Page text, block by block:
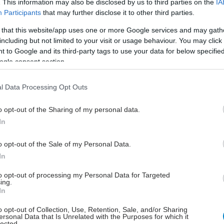
This information may also be disclosed by us to third parties on the
Participants that may further disclose it to other third parties.
that this website/app uses one or more Google services and may
but not limited to your visit or usage behaviour. You may
to Google and its third-party tags to use your data for below
consent section.
Data Processing Opt Outs
opt-out of the Sharing of my personal data.
opt-out of the Sale of my Personal Data.
opt-out of processing my Personal Data for Targeted
opt-out of Collection, Use, Retention, Sale, and/or Sharing
Data that Is Unrelated with the Purposes for which it
στην εγκυμοσύνη είναι πιθανό
επηρεάζει την ανάπτυξη του εγκεφάλου του
[μελέτη]
μπορεί να διαπεράσει τον πλακούντα,
επηρεάζοντας το έμβρυο.
συνδέει την εγκυμοσύνη στην εφηβεία
από τον Καναδά αναφέρουν ότι γυναίκες που
έγκυες στην εφηβεία είναι περισσότερο πιθανό να
15 Μαρτίου 2024, 16:54